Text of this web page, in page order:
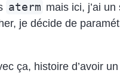
aterm mais ici, j’ai
je décide de
ça, histoire d’avoir